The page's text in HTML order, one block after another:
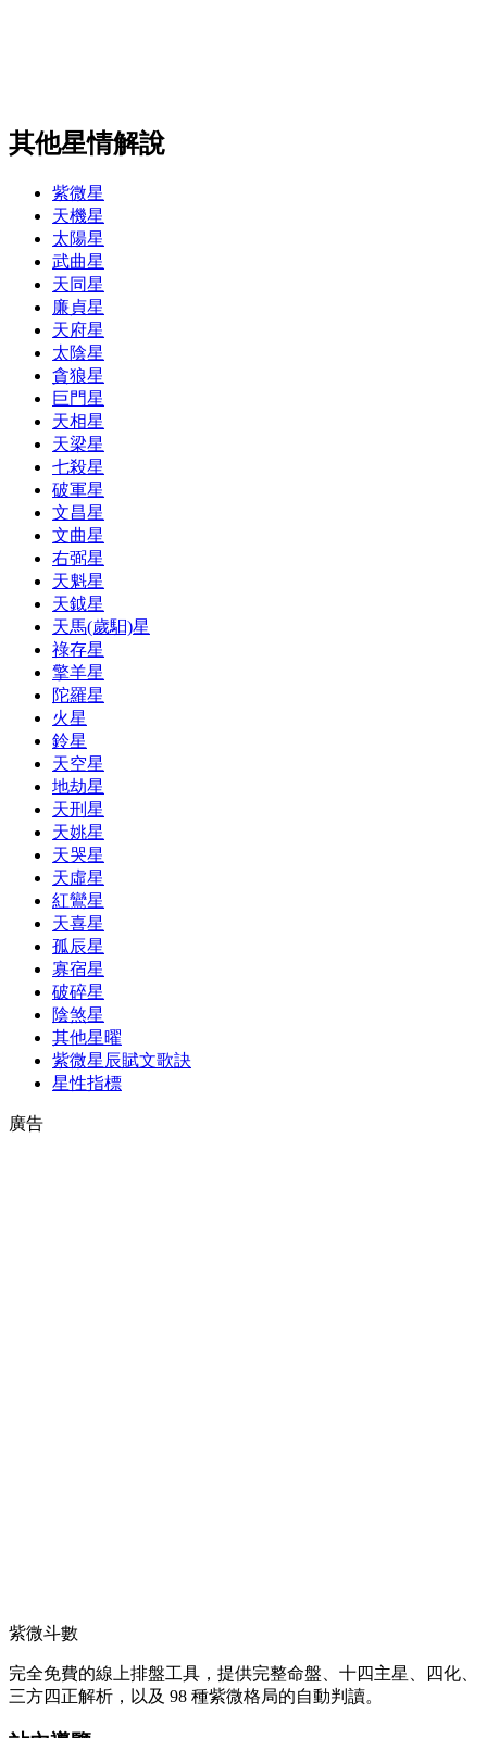
其他星情解說
紫微星
天機星
太陽星
武曲星
天同星
廉貞星
天府星
太陰星
貪狼星
巨門星
天相星
天梁星
七殺星
破軍星
文昌星
文曲星
右弼星
天魁星
天鉞星
天馬(歲馹)星
祿存星
擎羊星
陀羅星
火星
鈴星
天空星
地劫星
天刑星
天姚星
天哭星
天虛星
紅鸞星
天喜星
孤辰星
寡宿星
破碎星
陰煞星
其他星曜
紫微星辰賦文歌訣
星性指標
廣告
紫微斗數
完全免費的線上排盤工具，提供完整命盤、十四主星、四化、
三方四正解析，以及 98 種紫微格局的自動判讀。